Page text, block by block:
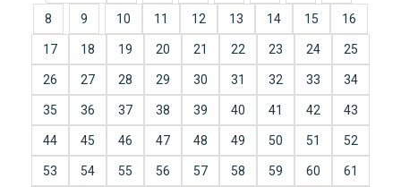
8 9 10 11 12 13 14 15 16
17 18 19 20 21 22 23 24 25
26 27 28 29 30 31 32 33 34
35 36 37 38 39 40 41 42 43
44 45 46 47 48 49 50 51 52
53 54 55 56 57 58 59 60 61